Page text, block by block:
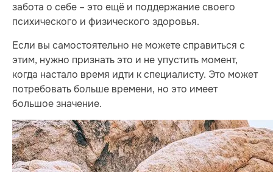
забота о себе – это ещё и поддержание своего
психического и физического здоровья.
Если вы самостоятельно не можете справиться с
этим, нужно признать это и не упустить момент,
когда настало время идти к специалисту. Это может
потребовать больше времени, но это имеет
большое значение.